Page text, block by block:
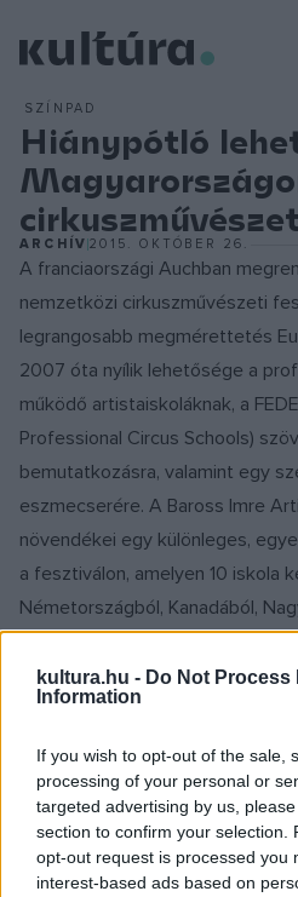
kultura.hu - Do Not Process
Information
If you wish to opt-out of the sale,
processing of your personal or
targeted advertising by us,
section to confirm your selection.
opt-out request is processed you
interest-based ads based on
SZÍNPAD
Hiánypótló
ARCHÍV2015. OKTÓBER 26.
A franciaországi Auchban
nemzetközi cirkuszművészeti
legrangosabb megmérettetés
2007 óta nyílik lehetősége a
működő artistaiskoláknak, a
Professional Circus Schools)
bemutatkozásra, valamint egy
eszmecserére. A Baross Imre
növendékei egy különleges,
a fesztiválon, amelyen 10 iskola
Németországból, Kanadából,
Magyarországról, valamint
csoport is érkezett.
Az előadás után
tanácskozáson a kínai
Benjamin válaszolt a feléjük